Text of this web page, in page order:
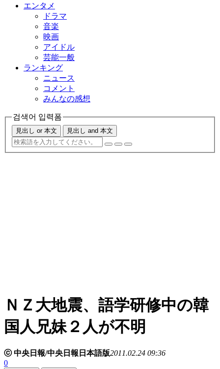
エンタメ
ドラマ
音楽
映画
アイドル
芸能一般
ランキング
ニュース
コメント
みんなの感想
검색어 입력폼
見出し or 本文 見出し and 本文
ＮＺ大地震、語学研修中の韓
国人兄妹２人が不明
ⓒ 中央日報/中央日報日本語版2011.02.24 09:36
0